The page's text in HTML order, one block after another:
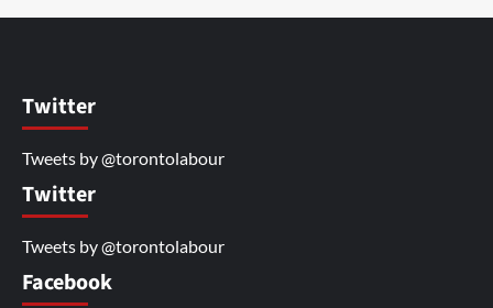
Twitter
Tweets by @torontolabour
Twitter
Tweets by @torontolabour
Facebook